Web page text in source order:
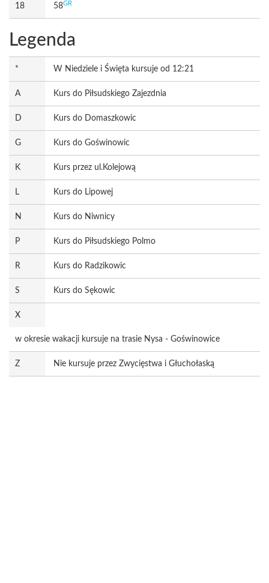
18 58GR
Legenda
* W Niedziele i Święta kursuje od 12:21
A Kurs do Piłsudskiego Zajezdnia
D Kurs do Domaszkowic
G Kurs do Goświnowic
K Kurs przez ul.Kolejową
L Kurs do Lipowej
N Kurs do Niwnicy
P Kurs do Piłsudskiego Polmo
R Kurs do Radzikowic
S Kurs do Sękowic
X
w okresie wakacji kursuje na trasie Nysa - Goświnowice
Z Nie kursuje przez Zwycięstwa i Głuchołaską